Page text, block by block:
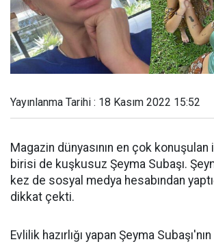
Yayınlanma Tarihi : 18 Kasım 2022 15:52
Magazin dünyasının en çok
birisi de kuşkusuz Şeyma Subaşı.
kez de sosyal medya hesabından
dikkat çekti.
Evlilik hazırlığı yapan Şeyma